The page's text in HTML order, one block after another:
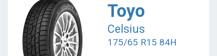
Toyo
Celsius
175/65 R15 84H